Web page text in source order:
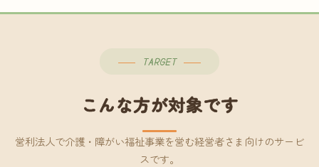
TARGET
こんな方が対象です
営利法人で介護・障がい福祉事業を営む経営者さま向けのサービ
スです。